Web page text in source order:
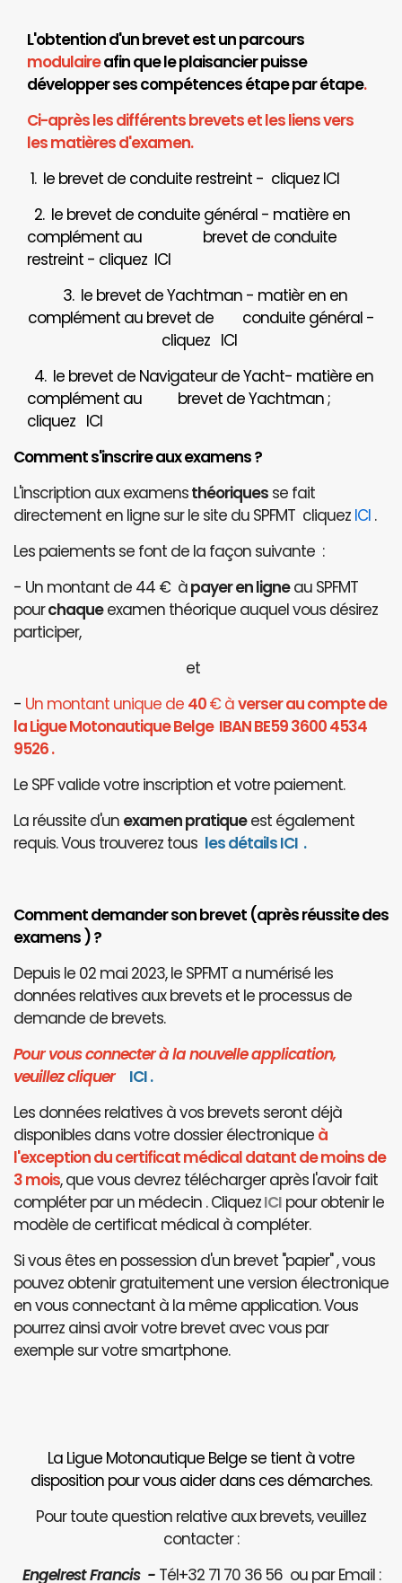
L'obtention d'un brevet est un parcours
modulaireafin que le plaisancier puisse
développer ses compétences étape par étape.
Ci-après les différents brevets et les liens vers
les matières d'examen.
1. le brevet de conduite restreint - cliquez ICI
2. le brevet de conduite général - matière en
complément au brevet de conduite
restreint - cliquez ICI
3. le brevet de Yachtman - matièr en en
complément au brevet de
conduite général -
cliquez ICI
4. le brevet de Navigateur de Yacht- matière en
complément au brevet de Yachtman ;
cliquez ICI
Comment s'inscrire aux examens ?
L'inscription aux examensthéoriques se fait
directement en ligne sur le site du SPFMT cliquez ICI .
Les paiements se font de la façon suivante :
- Un montant de 44 € àpayer en ligneau SPFMT
pourchaqueexamen théorique auquel vous désirez
participer,
et
- Un montant unique de 40€ àverser au compte de
la Ligue Motonautique Belge IBAN BE59 3600 4534
9526 .
Le SPF valide votre inscription et votre paiement.
La réussite d'un examen pratiqueest également
requis. Vous trouverez tous les détails ICI .
Comment demander son brevet (après réussite des
examens ) ?
Depuis le 02 mai 2023, le SPFMT a numérisé les
données relatives aux brevets et le processus de
demande de brevets.
Pour vous connecter à la nouvelle application,
veuillez cliquer ICI.
Les données relatives à vos brevets seront déjà
disponibles dans votre dossier électronique à
l'exception du certificat médical datant de moins de
3 mois, que vous devrez télécharger après l'avoir fait
compléter par un médecin . CliquezICI pour obtenir le
modèle de certificat médical à compléter.
Si vous êtes en possession d'un brevet "papier" , vous
pouvez obtenir gratuitement une version électronique
en vous connectant à la même application. Vous
pourrez ainsi avoir votre brevet avec vous par
exemple sur votre smartphone.
La Ligue Motonautique Belge se tient à votre
disposition pour vous aider dans ces démarches.
Pour toute question relative aux brevets, veuillez
contacter :
Engelrest Francis -Tél+32 71 70 36 56 ou par Email :